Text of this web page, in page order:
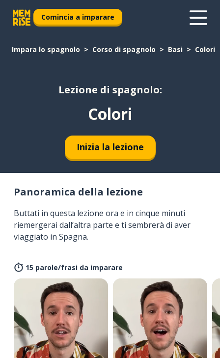
Comincia a imparare
Impara lo spagnolo Corso di spagnolo Basi Colori
Lezione di spagnolo:
Colori
Inizia la lezione
Panoramica della lezione
Buttati in questa lezione ora e in cinque minuti
riemergerai dall’altra parte e ti sembrerà di aver
viaggiato in Spagna.
15 parole/frasi da imparare